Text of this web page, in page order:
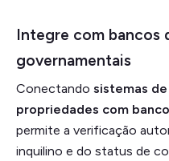
Integre com bancos
governamentais
Conectando sistemas
propriedades com
permite a verificação
inquilino e do status de